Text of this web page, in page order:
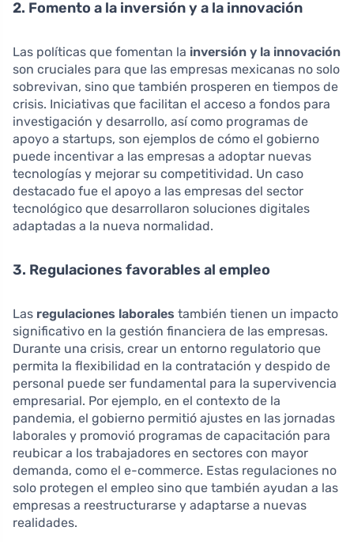
2. Fomento a la inversión y a la innovación
Las políticas que fomentan la inversión y la innovación
son cruciales para que las empresas mexicanas no solo
sobrevivan, sino que también prosperen en tiempos de
crisis. Iniciativas que facilitan el acceso a fondos para
investigación y desarrollo, así como programas de
apoyo a startups, son ejemplos de cómo el gobierno
puede incentivar a las empresas a adoptar nuevas
tecnologías y mejorar su competitividad. Un caso
destacado fue el apoyo a las empresas del sector
tecnológico que desarrollaron soluciones digitales
adaptadas a la nueva normalidad.
3. Regulaciones favorables al empleo
Las regulaciones laborales también tienen un impacto
significativo en la gestión financiera de las empresas.
Durante una crisis, crear un entorno regulatorio que
permita la flexibilidad en la contratación y despido de
personal puede ser fundamental para la supervivencia
empresarial. Por ejemplo, en el contexto de la
pandemia, el gobierno permitió ajustes en las jornadas
laborales y promovió programas de capacitación para
reubicar a los trabajadores en sectores con mayor
demanda, como el e-commerce. Estas regulaciones no
solo protegen el empleo sino que también ayudan a las
empresas a reestructurarse y adaptarse a nuevas
realidades.